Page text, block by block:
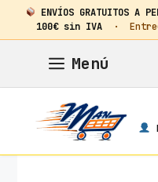
ENVÍOS GRATUITOS A
100€ sin IVA· Entrega
contenido
Menú